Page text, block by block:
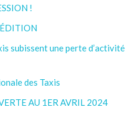
!
subissent une perte d’activité
des Taxis
AU 1ER AVRIL 2024